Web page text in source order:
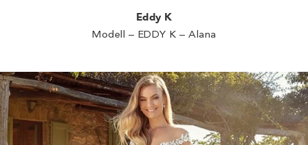
Eddy K
Modell – EDDY K – Alana